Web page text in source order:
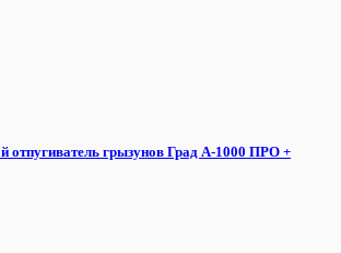
отпугиватель грызунов Град А-1000 ПРО +